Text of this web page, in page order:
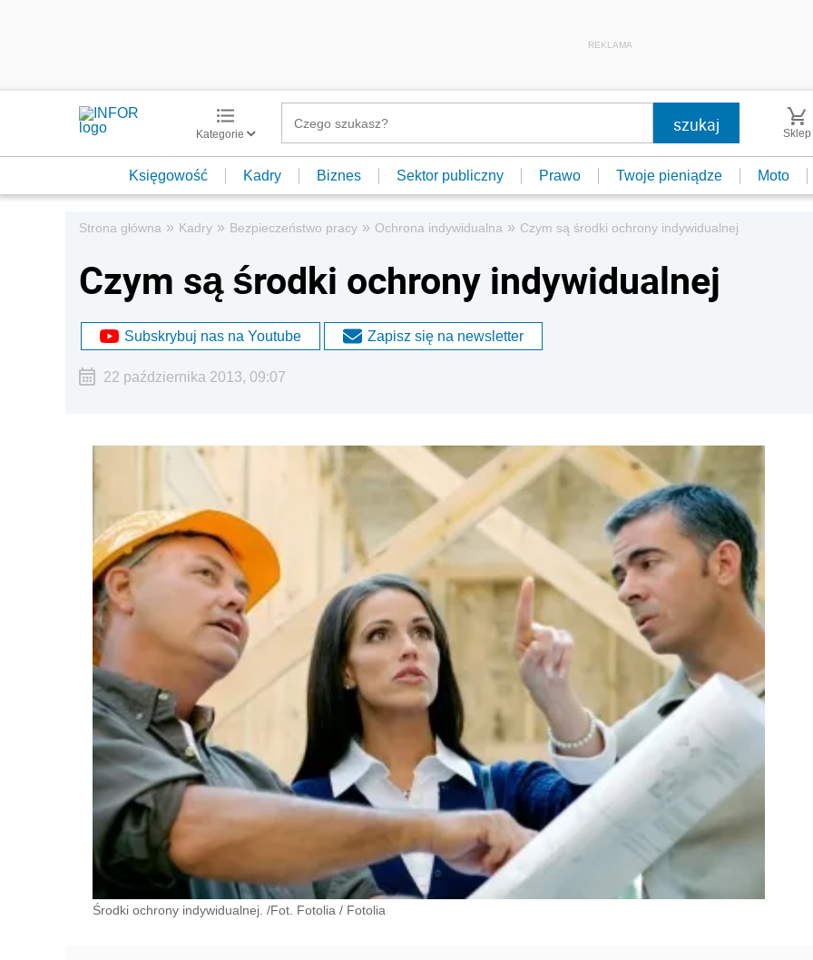
REKLAMA
Kategorie Sklep
Księgowość Kadry Biznes Sektor publiczny Prawo Twoje pieniądze Moto
Strona główna » Kadry » Bezpieczeństwo pracy » Ochrona indywidualna » Czym są środki ochrony indywidualnej
Czym są środki ochrony indywidualnej
Subskrybuj nas na Youtube Zapisz się na newsletter
22 października 2013, 09:07
Środki ochrony indywidualnej. /Fot. Fotolia / Fotolia